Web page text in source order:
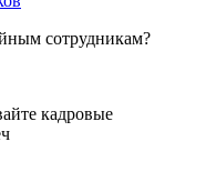
сотрудникам?
кадровые